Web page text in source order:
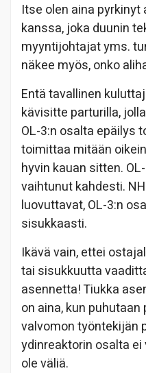
Itse olen aina
kanssa, joka duunin
myyntijohtajat yms.
näkee myös, onko
Entä tavallinen
kävisitte parturilla,
OL-3:n osalta epäilys
toimittaa mitään
hyvin kauan sitten.
vaihtunut kahdesti.
luovuttavat, OL-3:n
sisukkaasti.
Ikävä vain, ettei
tai sisukkuutta
asennetta! Tiukka
on aina, kun
valvomon työntekijän
ydinreaktorin osalta
ole väliä.